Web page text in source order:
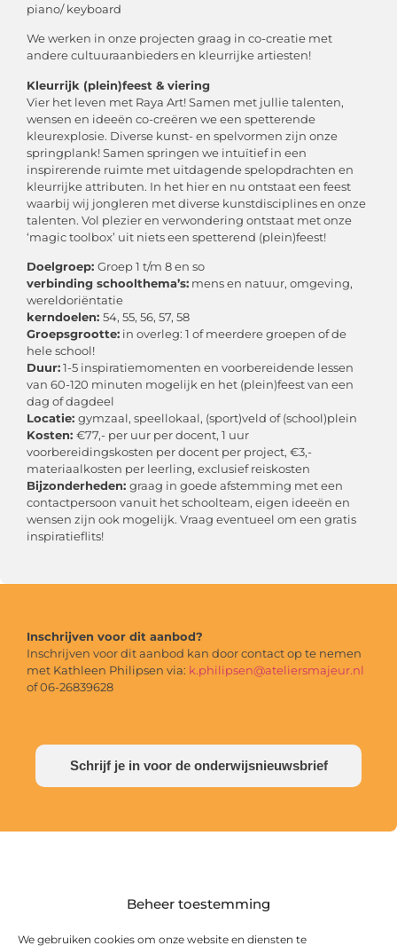
Beheer toestemming
We gebruiken cookies om onze website en diensten te
piano/ keyboard
We werken in onze projecten graag in co-creatie met
andere cultuuraanbieders en kleurrijke artiesten!
Kleurrijk (plein)feest & viering
Vier het leven met Raya Art! Samen met jullie talenten,
wensen en ideeën co-creëren we een spetterende
kleurexplosie. Diverse kunst- en spelvormen zijn onze
springplank! Samen springen we intuïtief in een
inspirerende ruimte met uitdagende spelopdrachten en
kleurrijke attributen. In het hier en nu ontstaat een feest
waarbij wij jongleren met diverse kunstdisciplines en onze
talenten. Vol plezier en verwondering ontstaat met onze
‘magic toolbox’ uit niets een spetterend (plein)feest!
Doelgroep: Groep 1 t/m 8 en so
verbinding schoolthema’s: mens en natuur, omgeving,
wereldoriëntatie
kerndoelen: 54, 55, 56, 57, 58
Groepsgrootte: in overleg: 1 of meerdere groepen of de
hele school!
Duur:1-5 inspiratiemomenten en voorbereidende lessen
van 60-120 minuten mogelijk en het (plein)feest van een
dag of dagdeel
Locatie: gymzaal, speellokaal, (sport)veld of (school)plein
Kosten: €77,- per uur per docent, 1 uur
voorbereidingskosten per docent per project, €3,-
materiaalkosten per leerling, exclusief reiskosten
Bijzonderheden: graag in goede afstemming met een
contactpersoon vanuit het schoolteam, eigen ideeën en
wensen zijn ook mogelijk. Vraag eventueel om een gratis
inspiratieflits!
Inschrijven voor dit aanbod?
Inschrijven voor dit aanbod kan door contact op te nemen
met Kathleen Philipsen via: k.philipsen@ateliersmajeur.nl
of 06-26839628
Schrijf je in voor de onderwijsnieuwsbrief